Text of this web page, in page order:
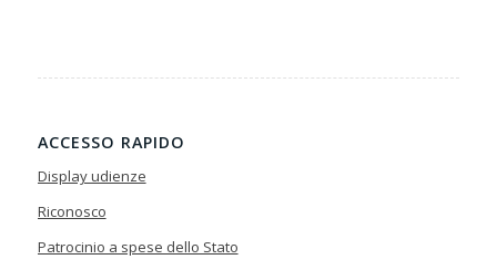
ACCESSO RAPIDO
Display udienze
Riconosco
Patrocinio a spese dello Stato